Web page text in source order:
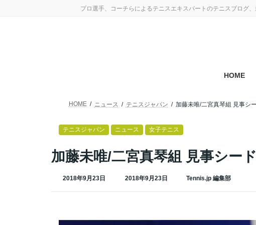
プロ選手、コーチらによるテニスエキスパートのテニスブログ
HOME
テニスジャパン ニュース 女子テニス
加藤未唯/二宮真琴組 見事シー
2018年9月23日
最
2018年9月23日 Tennis.jp 編集部
HOME ニュース テニスジャパン 加藤未唯/二宮真琴組 見事シ